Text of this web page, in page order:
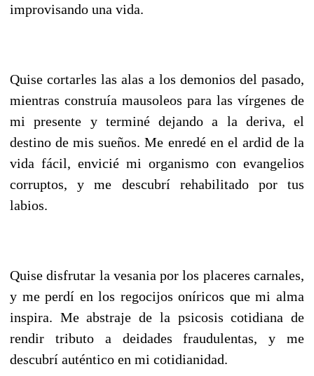
improvisando una vida.
Quise cortarles las alas a los demonios del pasado,
mientras construía mausoleos para las vírgenes de
mi presente y terminé dejando a la deriva, el
destino de mis sueños. Me enredé en el ardid de la
vida fácil, envicié mi organismo con evangelios
corruptos, y me descubrí rehabilitado por tus
labios.
Quise disfrutar la vesania por los placeres carnales,
y me perdí en los regocijos oníricos que mi alma
inspira. Me abstraje de la psicosis cotidiana de
rendir tributo a deidades fraudulentas, y me
descubrí auténtico en mi cotidianidad.